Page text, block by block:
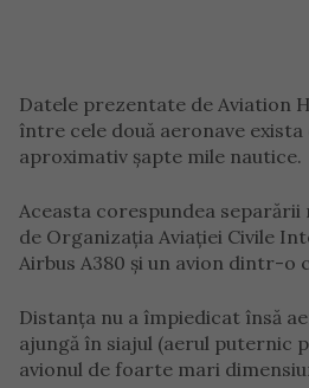
Datele prezentate de Aviation
între cele două aeronave
aproximativ șapte mile nautice.
Aceasta corespundea
de Organizația Aviației Civile
Airbus A380 și un avion dintr-o
Distanța nu a împiedicat însă
ajungă în siajul (aerul puternic
avionul de foarte mari